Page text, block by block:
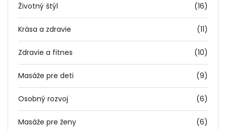
Životný štýl (16)
Krása a zdravie (11)
Zdravie a fitnes (10)
Masáže pre deti (9)
Osobný rozvoj (6)
Masáže pre ženy (6)